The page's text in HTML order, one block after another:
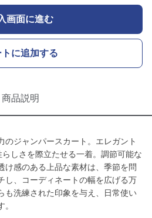
画面に進む
トに追加する
商品説明
のジャンパースカート。エレガント
しさを際立たせる一着。調節可能な
け感のある上品な素材は、季節を問
し、コーディネートの幅を広げる万
も洗練された印象を与え、日常使い